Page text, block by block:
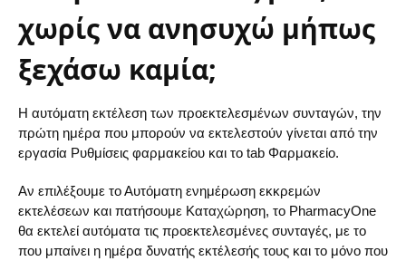
χωρίς να ανησυχώ μήπως
ξεχάσω καμία;
Η αυτόματη εκτέλεση των προεκτελεσμένων συνταγών, την
πρώτη ημέρα που μπορούν να εκτελεστούν γίνεται από την
εργασία Ρυθμίσεις φαρμακείου και το tab Φαρμακείο.
Αν επιλέξουμε το Αυτόματη ενημέρωση εκκρεμών
εκτελέσεων και πατήσουμε Καταχώρηση, το PharmacyOne
θα εκτελεί αυτόματα τις προεκτελεσμένες συνταγές, με το
που μπαίνει η ημέρα δυνατής εκτέλεσής τους και το μόνο που